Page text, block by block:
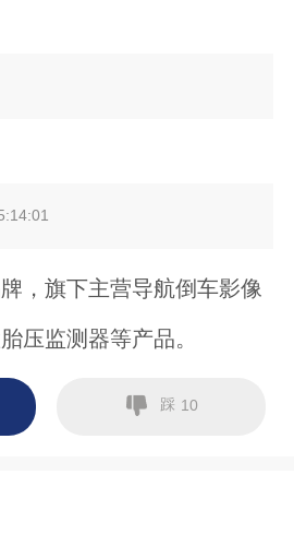
，旗下主营导航倒车影像
压监测器等产品。
踩 10